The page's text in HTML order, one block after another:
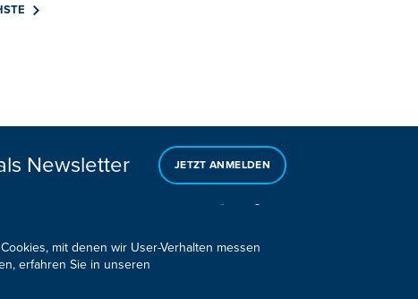
Newsletter JETZT ANMELDEN
mit denen wir User-Verhalten messen
erfahren Sie in unseren